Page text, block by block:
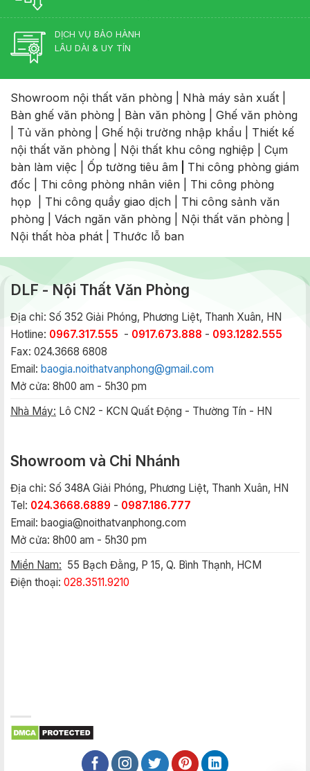
DỊCH VỤ BẢO HÀNH
LÂU DÀI & UY TÍN
Showroom nội thất văn phòng Nhà máy sản xuất
Bàn ghế văn phòng
Bàn văn phòng
Ghế văn phòng
Tủ văn phòng Ghế hội trường nhập khẩu
Thiết kế
nội thất văn phòng
Nội thất khu công nghiệp
Cụm
bàn làm việc
Ốp tường tiêu âm
Thi công phòng giám
đốc
Thi công phòng nhân viên
Thi công phòng
họp
Thi công quầy giao dịch
Thi công sảnh văn
phòng
Vách ngăn văn phòng Nội thất văn phòng
Nội thất hòa phát
Thước lỗ ban
DLF - Nội Thất Văn Phòng
Địa chỉ: Số 352 Giải Phóng, Phương Liệt, Thanh Xuân, HN
Hotline: 0967.317.555 - 0917.673.888 - 093.1282.555
Fax: 024.3668 6808
Email: baogia.noithatvanphong@gmail.com
Mở cửa: 8h00 am - 5h30 pm
Nhà Máy: Lô CN2 - KCN Quất Động - Thường Tín - HN
Showroom và Chi Nhánh
Địa chỉ: Số 348A Giải Phóng, Phương Liệt, Thanh Xuân, HN
Tel: 024.3668.6889 - 0987.186.777
Email: baogia@noithatvanphong.com
Mở cửa: 8h00 am - 5h30 pm
Miền Nam: 55 Bạch Đằng, P 15, Q. Bình Thạnh, HCM
Điện thoại: 028.3511.9210